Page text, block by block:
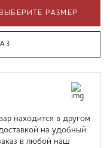
ВЫБЕРИТЕ РАЗМЕР
находится в другом
на удобный
в любой наш